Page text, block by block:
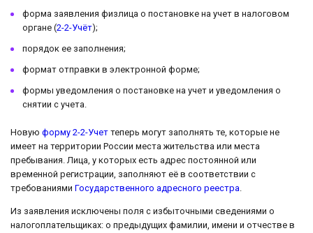
форма заявления физлица о постановке на учет в налоговом
органе (2-2-Учёт);
порядок ее заполнения;
формат отправки в электронной форме;
формы уведомления о постановке на учет и уведомления о
снятии с учета.
Новую форму 2-2-Учет теперь могут заполнять те, которые не
имеет на территории России места жительства или места
пребывания. Лица, у которых есть адрес постоянной или
временной регистрации, заполняют её в соответствии с
требованиями Государственного адресного реестра.
Из заявления исключены поля с избыточными сведениями о
налогоплательщиках: о предыдущих фамилии, имени и отчестве в